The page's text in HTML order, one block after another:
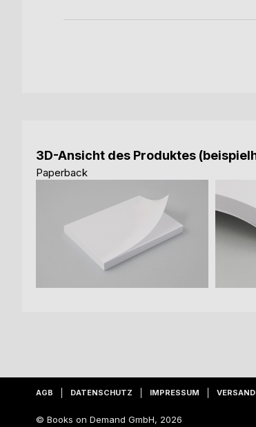
3D-Ansicht des Produktes
Paperback
AGB DATENSCHUTZ IMPRESSUM
© Books on Demand GmbH, 2026